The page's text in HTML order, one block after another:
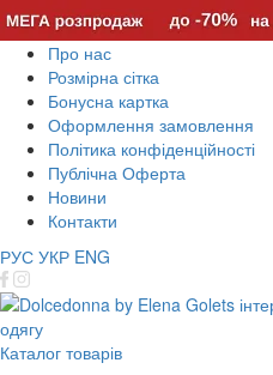
Про нас
Розмірна сітка
Бонусна картка
Оформлення замовлення
Політика конфіденційності
Публічна Оферта
Новини
Контакти
РУС УКР ENG
Каталог товарів